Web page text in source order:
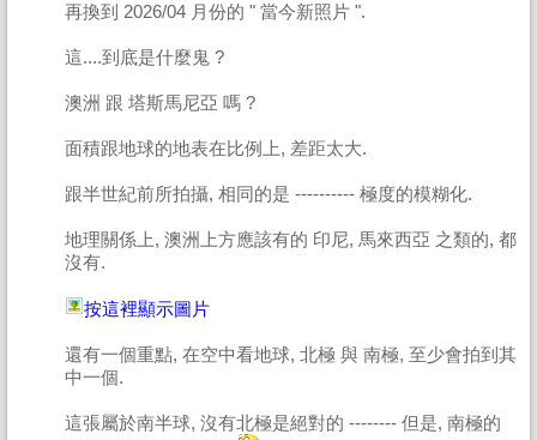
再換到 2026/04 月份的 " 當今新照片 ".
這....到底是什麼鬼 ?
澳洲 跟 塔斯馬尼亞 嗎 ?
面積跟地球的地表在比例上, 差距太大.
跟半世紀前所拍攝, 相同的是 ---------- 極度的模糊化.
地理關係上, 澳洲上方應該有的 印尼, 馬來西亞 之類的, 都
沒有.
按這裡顯示圖片
還有一個重點, 在空中看地球, 北極 與 南極, 至少會拍到其
中一個.
這張屬於南半球, 沒有北極是絕對的 -------- 但是, 南極的